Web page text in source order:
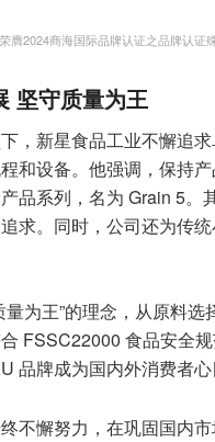
膺2024商海国际品牌认证之品牌认证
坚守质量为王
，新星食品工业不懈追
和设备。他强调，保持
品系列，名为 Grain 5
求。同时，公司还为传
量为王”的理念，从原料
FSSC22000 食品安全
品牌成为国内外消费者心
不懈努力，在巩固国内